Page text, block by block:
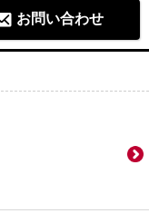
お問い合わせ